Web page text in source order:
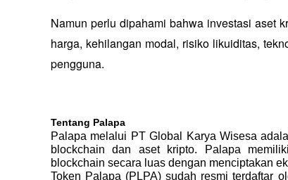
Namun perlu dipahami bahwa investasi aset
harga, kehilangan modal, risiko likuiditas,
pengguna.
Tentang Palapa
Palapa melalui PT Global Karya Wisesa
blockchain dan aset kripto. Palapa
blockchain secara luas dengan menciptakan
Token Palapa (PLPA) sudah resmi terdaftar